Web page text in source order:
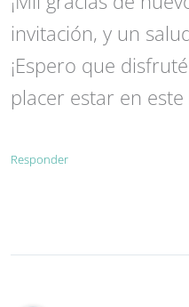
invitación, y un
¡Espero que
placer estar en
Responder